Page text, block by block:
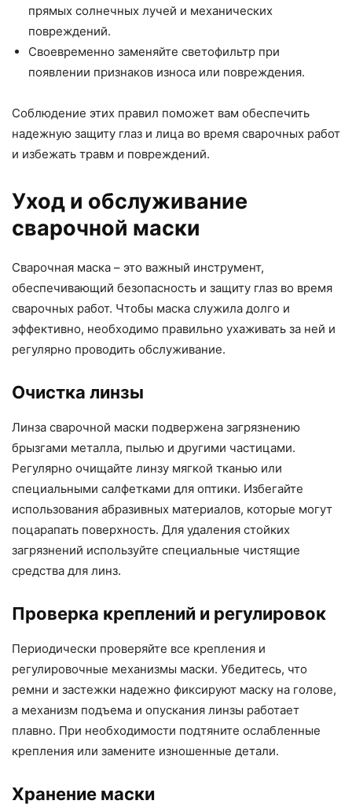
прямых солнечных лучей и механических
повреждений.
Своевременно заменяйте светофильтр при
появлении признаков износа или повреждения.
Соблюдение этих правил поможет вам обеспечить
надежную защиту глаз и лица во время сварочных работ
и избежать травм и повреждений.
Уход и обслуживание
сварочной маски
Сварочная маска – это важный инструмент,
обеспечивающий безопасность и защиту глаз во время
сварочных работ. Чтобы маска служила долго и
эффективно, необходимо правильно ухаживать за ней и
регулярно проводить обслуживание.
Очистка линзы
Линза сварочной маски подвержена загрязнению
брызгами металла, пылью и другими частицами.
Регулярно очищайте линзу мягкой тканью или
специальными салфетками для оптики. Избегайте
использования абразивных материалов, которые могут
поцарапать поверхность. Для удаления стойких
загрязнений используйте специальные чистящие
средства для линз.
Проверка креплений и регулировок
Периодически проверяйте все крепления и
регулировочные механизмы маски. Убедитесь, что
ремни и застежки надежно фиксируют маску на голове,
а механизм подъема и опускания линзы работает
плавно. При необходимости подтяните ослабленные
крепления или замените изношенные детали.
Хранение маски